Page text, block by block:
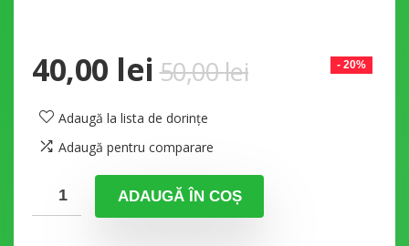
- 20%
50,00lei
40,00 lei
Adaugă la lista de dorințe
Adaugă pentru comparare
ADAUGĂ ÎN COȘ